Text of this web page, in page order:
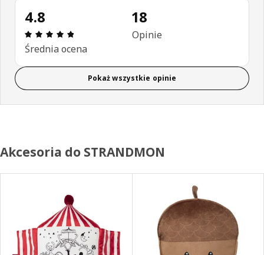
4.8
Opinia: 4.8 na 5 gwiazdki. Recenzje ogółem: 18
Średnia ocena
18
Opinie
Pokaż wszystkie opinie
Akcesoria do STRANDMON